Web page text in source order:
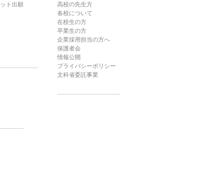
ト出願
高校の先生方
各校について
在校生の方
卒業生の方
企業採用担当の方へ
保護者会
情報公開
プライバシーポリシー
文科省委託事業